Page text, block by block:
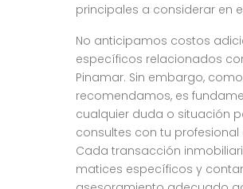
principales a considerar en
No anticipamos costos
específicos relacionados
Pinamar. Sin embargo,
recomendamos, es
cualquier duda o situación
consultes con tu profesional
Cada transacción
matices específicos y